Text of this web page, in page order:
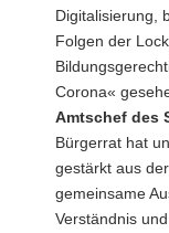
Digitalisierung,
Folgen der
Corona«
Amtschef des
Bürgerrat hat
gestärkt aus
gemeinsame
Verständnis